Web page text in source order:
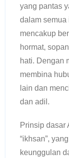
yang pantas
dalam semua
mencakup
hormat,
hati. Dengan
membina
lain dan
dan adil.
Prinsip dasar
“ikhsan”,
keunggulan